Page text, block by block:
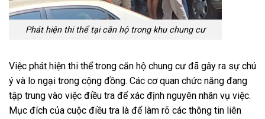
Phát hiện thi thể tại căn hộ trong khu chung cư
Việc phát hiện thi thể trong căn hộ chung cư đã gây ra sự chú
ý và lo ngại trong cộng đồng. Các cơ quan chức năng đang
tập trung vào việc điều tra để xác định nguyên nhân vụ việc.
Mục đích của cuộc điều tra là để làm rõ các thông tin liên